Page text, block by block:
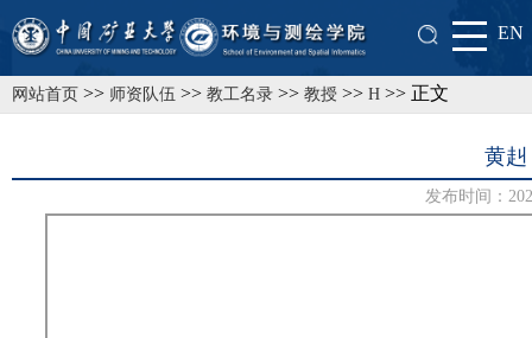
EN
网站首页 >> 师资队伍 >> 教工名录 >> 教授 >> H >> 正文
黄赳
发布时间：